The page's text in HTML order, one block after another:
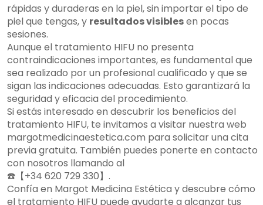
rápidas y duraderas en la piel, sin importar el tipo de
piel que tengas, y resultados visiblesen pocas
sesiones.
Aunque el tratamiento HIFU no presenta
contraindicaciones importantes, es fundamental que
sea realizado por un profesional cualificado y que se
sigan las indicaciones adecuadas. Esto garantizará la
seguridad y eficacia del procedimiento.
Si estás interesado en descubrir los beneficios del
tratamiento HIFU, te invitamos a visitar nuestra web
margotmedicinaestetica.com para solicitar una cita
previa gratuita. También puedes ponerte en contacto
con nosotros llamando al
☎️【+34 620 729 330】 .
Confía en Margot Medicina Estética y descubre cómo
el tratamiento HIFU puede ayudarte a alcanzar tus